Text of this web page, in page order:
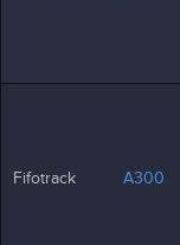
Fifotrack A300